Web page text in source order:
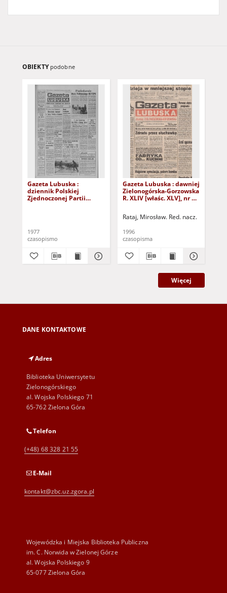
OBIEKTY podobne
Gazeta Lubuska :
dziennik Polskiej
Zjednoczonej Partii
1977
czasopismo
Gazeta Lubuska : dawniej
Zielonogórska-Gorzowska
R. XLIV [właśc. XLV], nr 52
Rataj, Mirosław. Red. nacz.
1996
czasopisma
Więcej
DANE KONTAKTOWE
Adres
Biblioteka Uniwersytetu
Zielonogórskiego
al. Wojska Polskiego 71
65-762 Zielona Góra
Telefon
(+48) 68 328 21 55
E-Mail
kontakt@zbc.uz.zgora.pl
Wojewódzka i Miejska Biblioteka Publiczna
im. C. Norwida w Zielonej Górze
al. Wojska Polskiego 9
65-077 Zielona Góra